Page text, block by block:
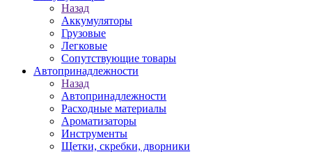
Назад
Аккумуляторы
Грузовые
Легковые
Сопутствующие товары
Автопринадлежности
Назад
Автопринадлежности
Расходные материалы
Ароматизаторы
Инструменты
Щетки, скребки, дворники